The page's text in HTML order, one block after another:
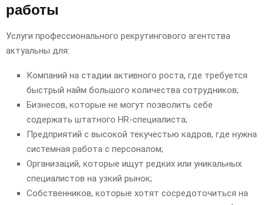
работы
Услуги профессионального рекрутингового агентства
актуальны для:
Компаний на стадии активного роста, где требуется
быстрый найм большого количества сотрудников;
Бизнесов, которые не могут позволить себе
содержать штатного HR-специалиста;
Предприятий с высокой текучестью кадров, где нужна
системная работа с персоналом;
Организаций, которые ищут редких или уникальных
специалистов на узкий рынок;
Собственников, которые хотят сосредоточиться на